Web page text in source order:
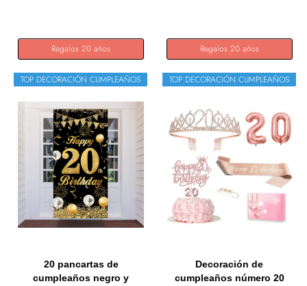
Regalos 20 años Regalos 20 años
TOP DECORACIÓN CUMPLEAÑOS
20 pancartas de
cumpleaños negro y
TOP DECORACIÓN CUMPLEAÑOS
Decoración de
cumpleaños número 20